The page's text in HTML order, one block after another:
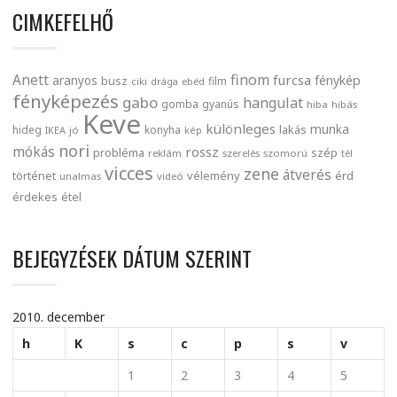
CIMKEFELHŐ
Anett aranyos busz ciki drága ebéd film finom furcsa fénykép
fényképezés gabo gomba gyanús hangulat hiba hibás
hideg IKEA jó Keve konyha kép különleges lakás munka
mókás nori probléma reklám rossz szerelés szomorú szép tél
történet unalmas vicces videó vélemény zene átverés érd
érdekes étel
BEJEGYZÉSEK DÁTUM SZERINT
2010. december
h
K s c p s
v
1
2 3 4
5